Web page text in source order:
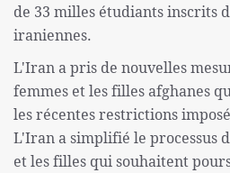
de 33 milles étudiants inscrits
iraniennes.
L'Iran a pris de nouvelles
femmes et les filles afghanes
les récentes restrictions
L'Iran a simplifié le processus
et les filles qui souhaitent